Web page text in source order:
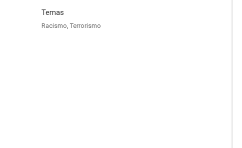
Temas
Racismo, Terrorismo